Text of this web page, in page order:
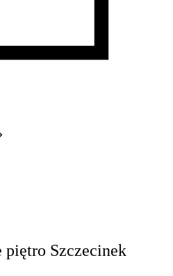
piętro Szczecinek